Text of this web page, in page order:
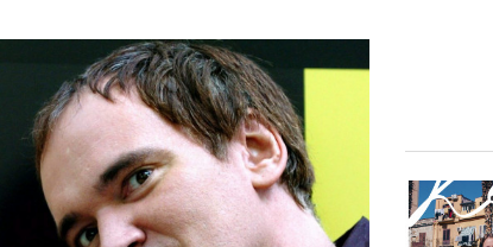
Solidarietà a Spin Time dal regista di Greta e le favole nere,
Furlani, 'non sono al top, ma non vedo l'ora di